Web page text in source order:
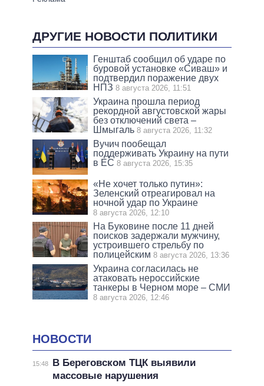
ДРУГИЕ НОВОСТИ ПОЛИТИКИ
Генштаб сообщил об ударе по
буровой установке «Сиваш» и
подтвердил поражение двух
НПЗ 8 августа 2026, 11:51
Украина прошла период
рекордной августовской жары
без отключений света –
Шмыгаль 8 августа 2026, 11:32
Вучич пообещал
поддерживать Украину на пути
в ЕС 8 августа 2026, 15:35
«Не хочет только путин»:
Зеленский отреагировал на
ночной удар по Украине
8 августа 2026, 12:10
На Буковине после 11 дней
поисков задержали мужчину,
устроившего стрельбу по
полицейским 8 августа 2026, 13:36
Украина согласилась не
атаковать нероссийские
танкеры в Черном море – СМИ
8 августа 2026, 12:46
НОВОСТИ
15:48
В Береговском ТЦК выявили
массовые нарушения